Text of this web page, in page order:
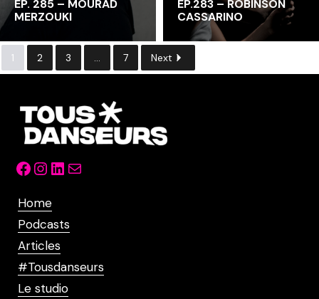
EP. 285 – MOURAD
MERZOUKI
EP.283 – ROBINSON
CASSARINO
1 2 3 ... 7 Next
Facebook
Instagram
LinkedIn
Mail
Home
Podcasts
Articles
#Tousdanseurs
Le studio